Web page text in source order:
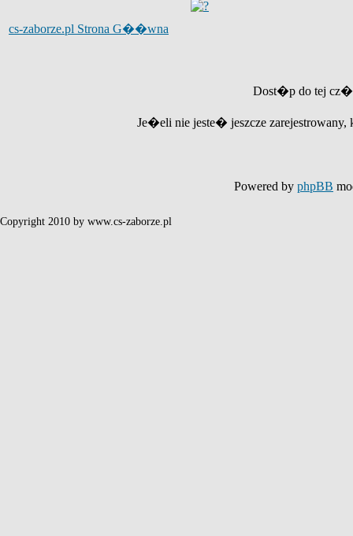
cs-zaborze.pl Strona G��wna
Dost�p do tej
Je�eli nie jeste� jeszcze
Powered by phpBB
Copyright 2010 by www.cs-zaborze.pl